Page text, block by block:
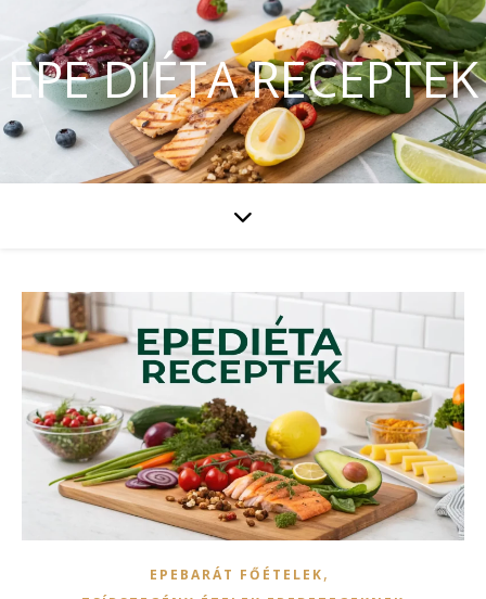
EPE DIÉTA RECEPTEK
EPEBARÁT FŐÉTELEK,